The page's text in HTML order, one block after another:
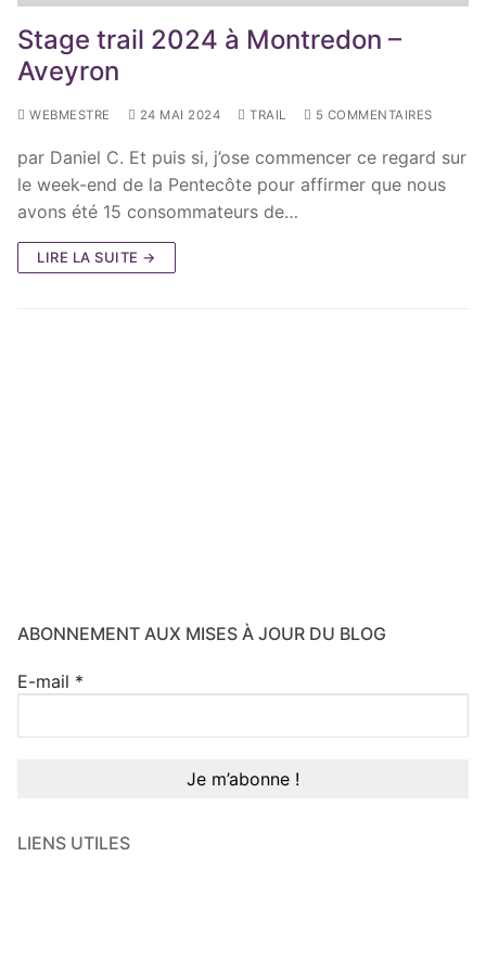
Stage trail 2024 à Montredon –
Aveyron
WEBMESTRE 24 MAI 2024 TRAIL 5 COMMENTAIRES
par Daniel C. Et puis si, j’ose commencer ce regard sur
le week-end de la Pentecôte pour affirmer que nous
avons été 15 consommateurs de…
LIRE LA SUITE →
ABONNEMENT AUX MISES À JOUR DU BLOG
E-mail *
LIENS UTILES